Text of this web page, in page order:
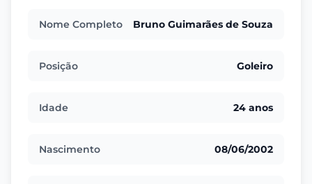
Nome Completo Bruno Guimarães de Souza
Posição Goleiro
Idade 24 anos
Nascimento 08/06/2002